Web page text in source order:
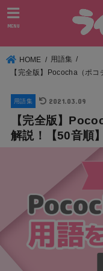
MENU
HOME
用語集
【完全版】Pococha（ポコ
用語集 2021.03.09
【完全版】
解説！【50音順】